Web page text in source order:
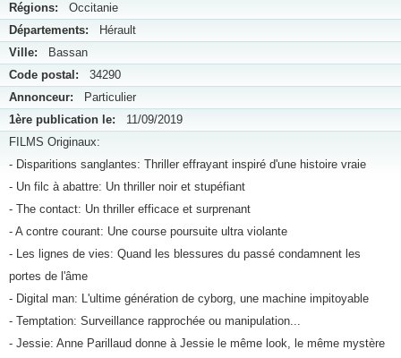
Régions: Occitanie
Départements: Hérault
Ville: Bassan
Code postal: 34290
Annonceur: Particulier
1ère publication le: 11/09/2019
FILMS Originaux:
- Disparitions sanglantes: Thriller effrayant inspiré d'une histoire vraie
- Un filc à abattre: Un thriller noir et stupéfiant
- The contact: Un thriller efficace et surprenant
- A contre courant: Une course poursuite ultra violante
- Les lignes de vies: Quand les blessures du passé condamnent les
portes de l'âme
- Digital man: L'ultime génération de cyborg, une machine impitoyable
- Temptation: Surveillance rapprochée ou manipulation...
- Jessie: Anne Parillaud donne à Jessie le même look, le même mystère